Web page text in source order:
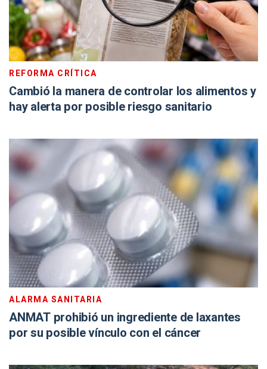
REFORMA CRÍTICA
Cambió la manera de controlar los alimentos y
hay alerta por posible riesgo sanitario
ALARMA SANITARIA
ANMAT prohibió un ingrediente de laxantes
por su posible vínculo con el cáncer